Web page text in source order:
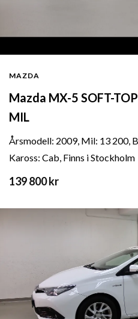
MAZDA
Mazda MX-5 SOFT-
MIL
Årsmodell: 2009, Mil: 13 200,
Kaross: Cab, Finns i Stockholm
139 800 kr